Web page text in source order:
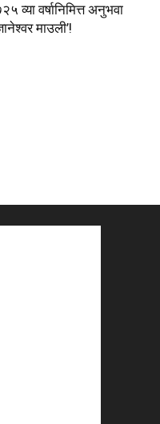
व्या वर्षानिमित्त अनुभवा
माउली’!